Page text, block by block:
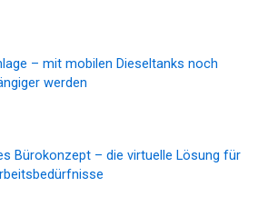
– mit mobilen Dieseltanks noch
werden
Bürokonzept – die virtuelle Lösung für